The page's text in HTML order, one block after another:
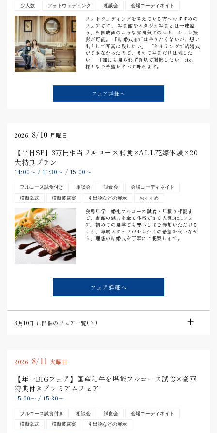
少人数 フォトウェディング 相談会 会場コーディネイト
フォトウェディングを考えている方へおすすめの
フェアです。 写真館やスタジオ写真とは一味違
う、外国映画のような雰囲気でのロケーション撮
影が可能。 「結婚式まではやりたくないが、想い
出として写真は残したい」 「タイミングで結婚式
ができなかったので、せめて写真だけは残した
い」 「誰にも見られず貸切で撮影したい」etc.
様々なご希望をすべて叶えます。
フェア詳細へ
2026. 8/10 月曜日
【平日SP】3万円相当フルコース試食×ALL花嫁体験×20
大特典プラン
14:00〜 / 14:30〜 / 15:00〜
フルコース試食付き 相談会 試食会
会場コーディネイト
模擬挙式
模擬披露宴 引出物などの展示 おすすめ
会場見学・婚礼フルコース試食・見積り相談ま
で、当館の魅力を全て体感できる人気No.1フェ
ア。初めての見学でも安心してご参加いただける
よう、専属スタッフがおふたりの希望を伺いなが
ら、理想の結婚式を丁寧にご提案します。
フェア詳細へ
8月10日 に開催のフェア一覧(7 )
2026. 8/11 火曜日
【年一BIGフェア】国産和牛を堪能フルコース試食×豪華
特典付きプレミアムフェア
15:00〜/ 15:30〜
フルコース試食付き 相談会 試食会
会場コーディネイト
模擬挙式
模擬披露宴 引出物などの展示